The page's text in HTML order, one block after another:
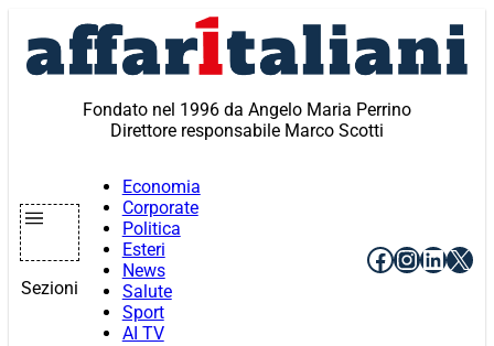
contenuto
Fondato nel 1996 da Angelo Maria Perrino
Direttore responsabile Marco Scotti
Sezioni
Economia
Corporate
Politica
Esteri
News
Salute
Sport
AI TV
Facebook
X